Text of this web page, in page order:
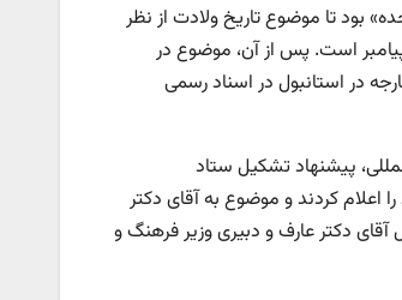
جده» بود تا موضوع تاریخ ولادت از نظر
که سال ۱۴۴۷ قمری، مقارن با ۱۵۰۰مین سال تولد پیامبر است. پس از آن، موضوع در
در استانبول در اسناد رسمی
پیشنهاد تشکیل ستاد
را اعلام کردند و موضوع به آقای دکتر
دکتر عارف و دبیری وزیر فرهنگ و